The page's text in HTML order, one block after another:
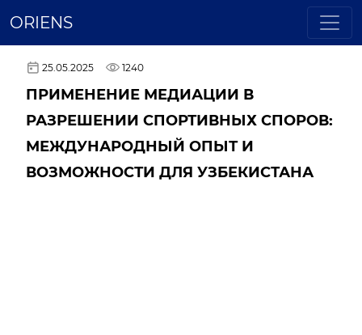
ORIENS
25.05.2025 1240
ПРИМЕНЕНИЕ МЕДИАЦИИ В
РАЗРЕШЕНИИ СПОРТИВНЫХ СПОРОВ:
МЕЖДУНАРОДНЫЙ ОПЫТ И
ВОЗМОЖНОСТИ ДЛЯ УЗБЕКИСТАНА